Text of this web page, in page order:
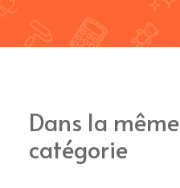
Dans la même
catégorie